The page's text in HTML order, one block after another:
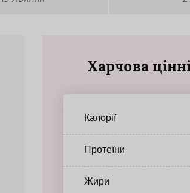
Харчова
Калорії
Протеїни
Жири